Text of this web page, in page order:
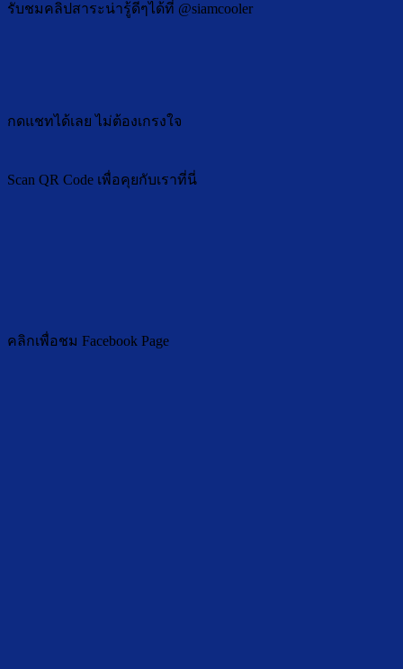
รับชมคลิปสาระน่ารู้ดีๆได้ที่ @siamcooler
กดแชทได้เลย ไม่ต้องเกรงใจ
Scan QR Code เพื่อคุยกับเราที่นี่
คลิกเพื่อชม Facebook Page